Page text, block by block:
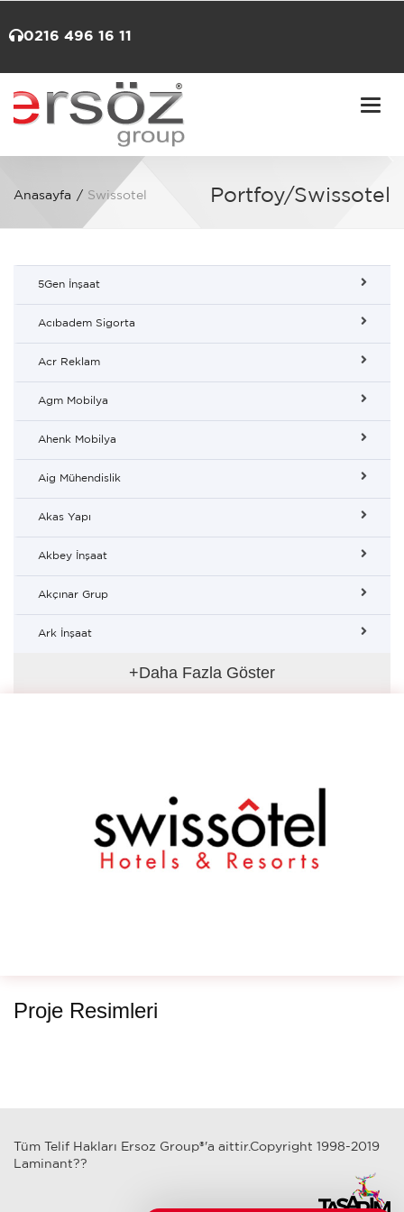
0216 496 16 11
Portfoy/Swissotel
Anasayfa Swissotel
5Gen İnşaat
Acıbadem Sigorta
Acr Reklam
Agm Mobilya
Ahenk Mobilya
Aig Mühendislik
Akas Yapı
Akbey İnşaat
Akçınar Grup
Ark İnşaat
+Daha Fazla Göster
Proje Resimleri
Tüm Telif Hakları Ersoz Group®'a aittir.Copyright 1998-2019
Laminant??